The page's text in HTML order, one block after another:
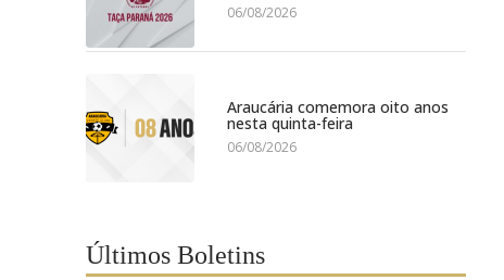
06/08/2026
Araucária comemora oito anos
nesta quinta-feira
06/08/2026
Últimos Boletins